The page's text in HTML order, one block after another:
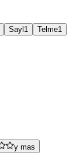
Sayl 1 Telme1
y mas